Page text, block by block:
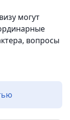
могут
вопросы